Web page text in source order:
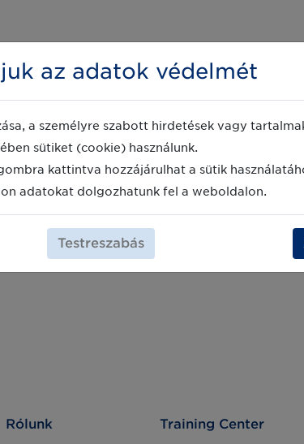
Rólunk Training Center
az adatok védelmét
a személyre szabott hirdetések vagy
sütiket (cookie) használunk.
kattintva hozzájárulhat a sütik
adatokat dolgozhatunk fel a weboldalon.
Testreszabás